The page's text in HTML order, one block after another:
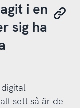
i en
sig ha
sett så är de